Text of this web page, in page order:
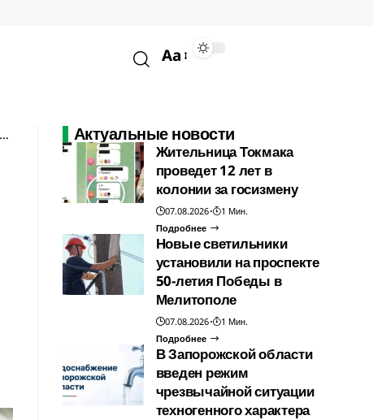
Aa
Актуальные новости
Жительница Токмака
проведет 12 лет в
колонии за госизмену
07.08.2026
1 Мин.
Подробнее
Новые светильники
установили на проспекте
50-летия Победы в
Мелитополе
07.08.2026
1 Мин.
Подробнее
В Запорожской области
введен режим
чрезвычайной ситуации
техногенного характера